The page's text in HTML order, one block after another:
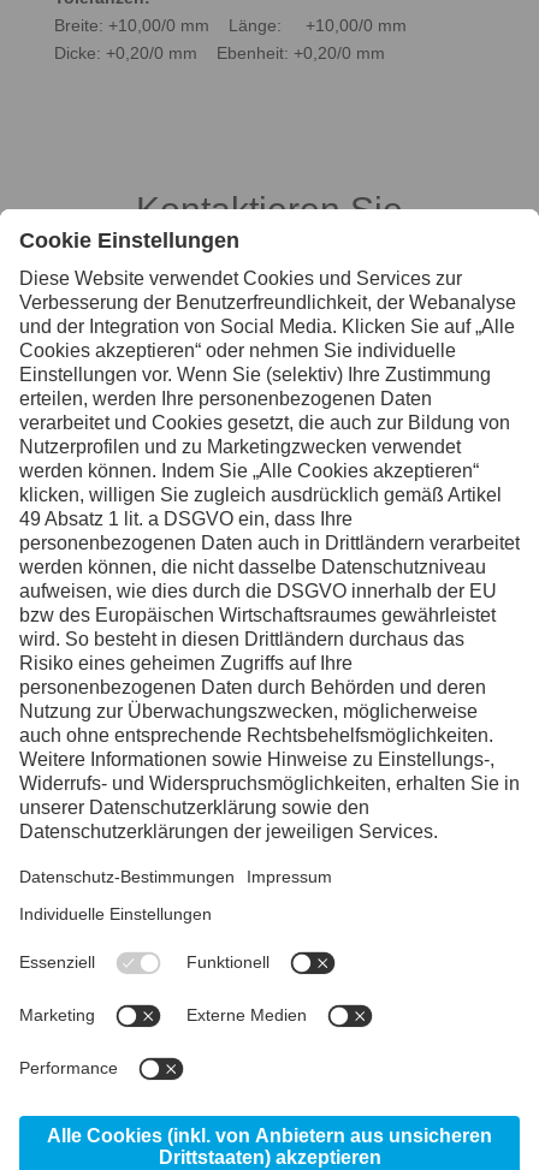
Breite: +10,00/0 mm Länge: +10,00/0 mm
Dicke: +0,20/0 mm Ebenheit: +0,20/0 mm
Kontaktieren Sie
uns, wenn Sie
weitere
Informationen
wünschen
Kontakt
Facebook
Linkedin